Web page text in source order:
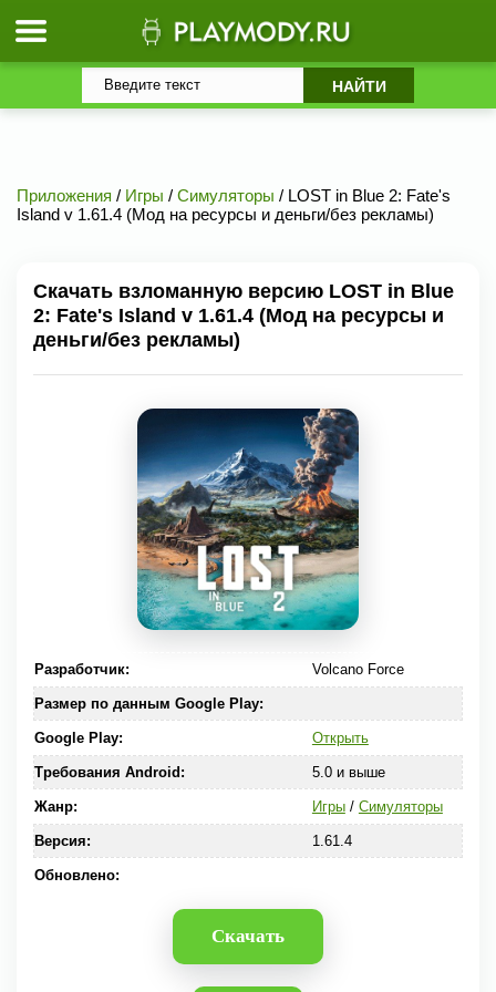
Приложения / Игры / Симуляторы / LOST in Blue 2: Fate's
Island v 1.61.4 (Мод на ресурсы и деньги/без рекламы)
Скачать взломанную версию LOST in Blue
2: Fate's Island v 1.61.4 (Мод на ресурсы и
деньги/без рекламы)
Разработчик: Volcano Force
Размер по данным Google Play:
Google Play: Открыть
Требования Android: 5.0 и выше
Жанр: Игры/ Симуляторы
Версия: 1.61.4
Обновлено:
Скачать